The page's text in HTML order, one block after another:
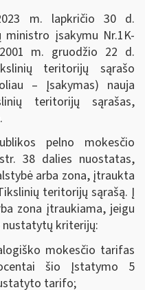
m. lapkričio 30 d.
ministro įsakymu Nr.1K-
m. gruodžio 22 d.
teritorijų sąrašo
– Įsakymas) nauja
teritorijų sąrašas,
pelno mokesčio
38 dalies nuostatas,
arba zona, įtraukta
teritorijų sąrašą. Į
zona įtraukiama, jeigu
kriterijų:
mokesčio tarifas
šio Įstatymo 5
tarifo;